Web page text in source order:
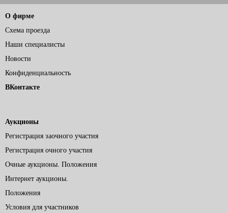
О фирме
Схема проезда
Наши специалисты
Новости
Конфиденциальность
ВКонтакте
Аукционы
Регистрация заочного участия
Регистрация очного участия
Очные аукционы. Положения
Интернет аукционы.
Положения
Условия для участников